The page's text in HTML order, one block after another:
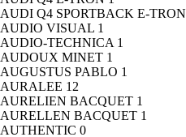
AUDI Q4 SPORTBACK E-TRON
AUDIO VISUAL 1
AUDIO-TECHNICA 1
AUDOUX MINET 1
AUGUSTUS PABLO 1
AURALEE 12
AURELIEN BACQUET 1
AURELLEN BACQUET 1
AUTHENTIC 0